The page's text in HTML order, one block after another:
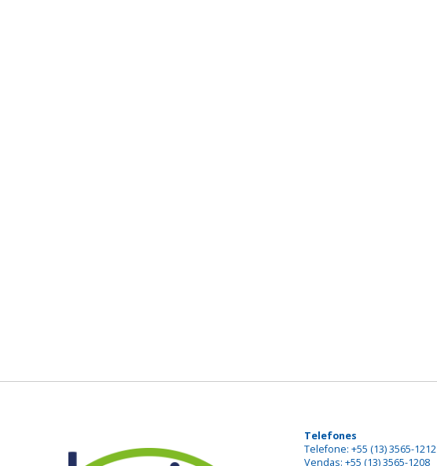
Telefones
Telefone: +55 (13) 3565-1212
Vendas: +55 (13) 3565-1208